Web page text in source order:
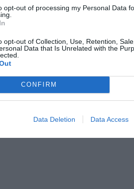
opt-out of processing my Personal Data
opt-out of Collection, Use, Retention,
Data that Is Unrelated with the
CONFIRM
Data Deletion Data Access
wypłata przy emeryturze od
2026 19:14
że mediana wynagrodzeń
w sektorze dużych
8478,26 zł brutto. Była również o
narodowej.